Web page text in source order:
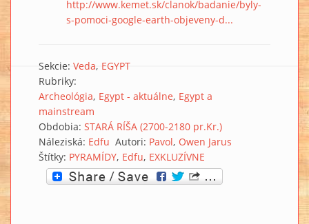
http://www.kemet.sk/clanok/badanie/byly-
s-pomoci-google-earth-objeveny-d...
Sekcie: Veda EGYPT
Rubriky:
Archeológia Egypt - aktuálne Egypt a
mainstream
Obdobia: STARÁ RÍŠA (2700-2180 pr.Kr.)
Náleziská: Edfu Autori: Pavol Owen Jarus
Štítky: PYRAMÍDY Edfu EXKLUZÍVNE